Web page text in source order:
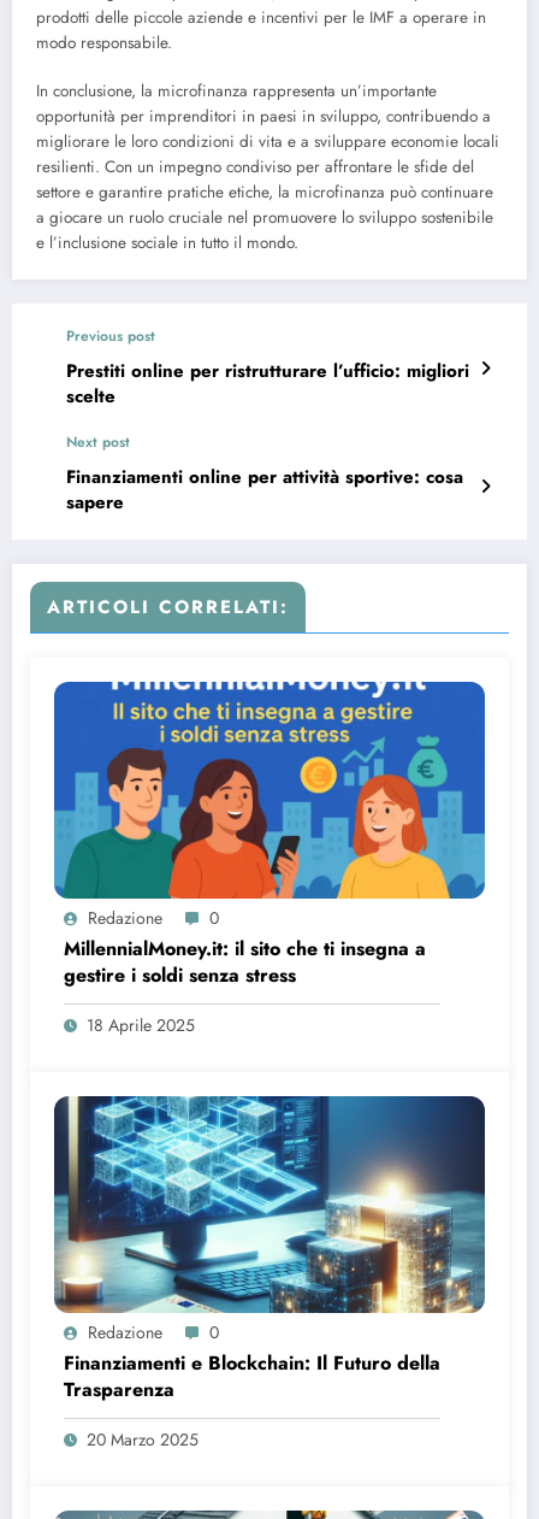
prodotti delle piccole aziende e incentivi per le IMF a operare in
modo responsabile.
In conclusione, la microfinanza rappresenta un’importante
opportunità per imprenditori in paesi in sviluppo, contribuendo a
migliorare le loro condizioni di vita e a sviluppare economie locali
resilienti. Con un impegno condiviso per affrontare le sfide del
settore e garantire pratiche etiche, la microfinanza può continuare
a giocare un ruolo cruciale nel promuovere lo sviluppo sostenibile
e l’inclusione sociale in tutto il mondo.
Previous post
Prestiti online per ristrutturare l’ufficio: migliori
scelte
Next post
Finanziamenti online per attività sportive: cosa
sapere
ARTICOLI CORRELATI:
Redazione 0
MillennialMoney.it: il sito che ti insegna a
gestire i soldi senza stress
18 Aprile 2025
Redazione 0
Finanziamenti e Blockchain: Il Futuro della
Trasparenza
20 Marzo 2025